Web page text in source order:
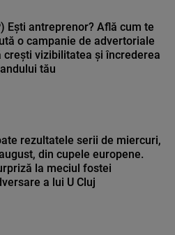
Ești antreprenor? Află cum te
o campanie de advertoriale
crești vizibilitatea și încrederea
tău
rezultatele serii de miercuri,
din cupele europene.
la meciul fostei
a lui U Cluj